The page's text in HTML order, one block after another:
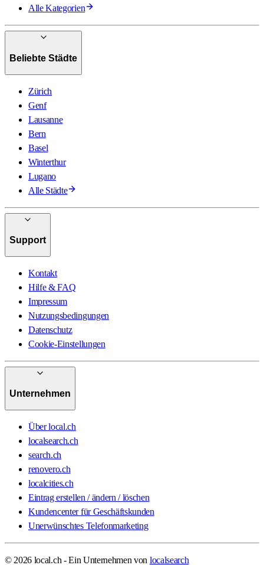
Alle Kategorien
Beliebte Städte
Zürich
Genf
Lausanne
Bern
Basel
Winterthur
Lugano
Alle Städte
Support
Kontakt
Hilfe & FAQ
Impressum
Nutzungsbedingungen
Datenschutz
Cookie-Einstellungen
Unternehmen
Über local.ch
localsearch.ch
search.ch
renovero.ch
localcities.ch
Eintrag erstellen / ändern / löschen
Kundencenter für Geschäftskunden
Unerwünschtes Telefonmarketing
© 2026 local.ch - Ein Unternehmen von localsearch